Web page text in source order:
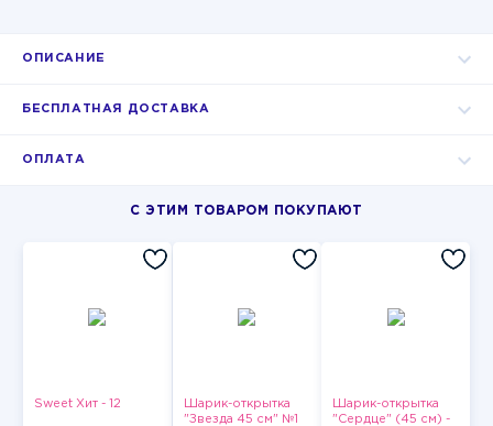
ОПИСАНИЕ
БЕСПЛАТНАЯ ДОСТАВКА
ОПЛАТА
С ЭТИМ ТОВАРОМ ПОКУПАЮТ
Sweet Хит - 12
Шарик-открытка
"Звезда 45 см" №1
Шарик-открытка
"Сердце" (45 см) -